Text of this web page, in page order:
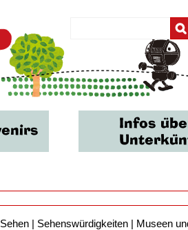
Sehen | Sehenswürdigkeiten | Museen